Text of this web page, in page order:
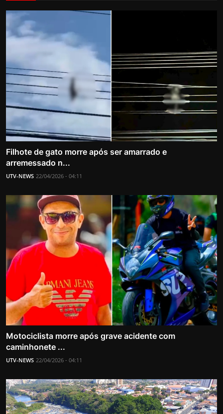
Filhote de gato morre após ser amarrado e
arremessado n...
UTV-NEWS 22/04/2026 - 04:11
Motociclista morre após grave acidente com
caminhonete ...
UTV-NEWS 22/04/2026 - 04:11